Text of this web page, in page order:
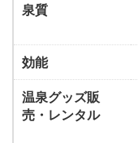
泉質
効能
温泉グッズ販
売・レンタル